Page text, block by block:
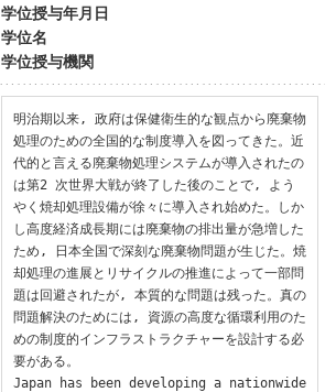
学位授与年月日
学位名
学位授与機関
明治期以来, 政府は保健衛生的な観点から廃棄物
処理のための全国的な制度導入を図ってきた。近
代的と言える廃棄物処理システムが導入されたの
は第2 次世界大戦が終了した後のことで, よう
やく焼却処理設備が徐々に導入され始めた。しか
し高度経済成長期には廃棄物の排出量が急増した
ため, 日本全国で深刻な廃棄物問題が生じた。焼
却処理の進展とリサイクルの推進によって一部問
題は回避されたが, 本質的な問題は残った。真の
問題解決のためには, 資源の高度な循環利用のた
めの制度的インフラストラクチャーを設計する必
要がある。
Japan has been developing a nationwide